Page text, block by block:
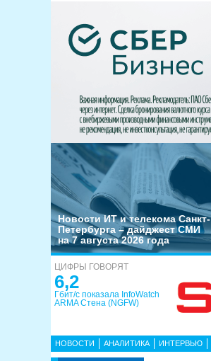
Новости ИТ и телекома Санкт-
Петербурга – дайджест СМИ
на 7 августа 2026 года
ЦИФРЫ ГОВОРЯТ
6,2
Гбит/с показала InfoWatch
ARMA Стена (NGFW)
НОВОСТИ АНАЛИТИКА ИНТЕРВЬЮ